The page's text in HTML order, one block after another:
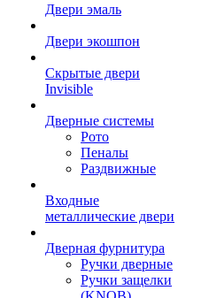
Двери эмаль
Двери экошпон
Скрытые двери
Invisible
Дверные системы
Рото
Пеналы
Раздвижные
Входные
металлические двери
Дверная фурнитура
Ручки дверные
Ручки защелки